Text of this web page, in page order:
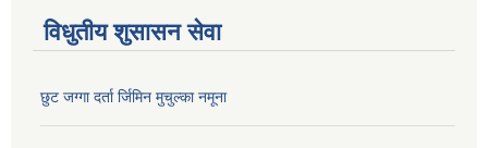
विधुतीय शुसासन सेवा
छुट जग्गा दर्ता र्जिमिन मुचुल्का नमूना